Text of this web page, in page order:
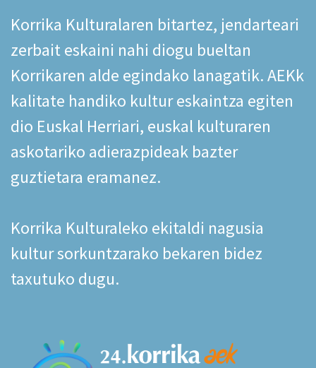
Korrika Kulturalaren bitartez, jendarteari
zerbait eskaini nahi diogu bueltan
Korrikaren alde egindako lanagatik. AEKk
kalitate handiko kultur eskaintza egiten
dio Euskal Herriari, euskal kulturaren
askotariko adierazpideak bazter
guztietara eramanez.
Korrika Kulturaleko ekitaldi nagusia
kultur sorkuntzarako bekaren bidez
taxutuko dugu.